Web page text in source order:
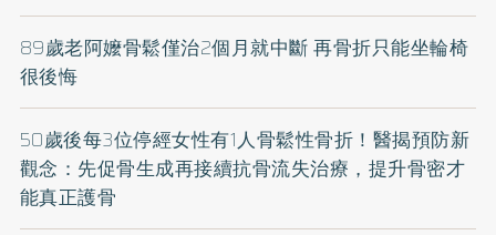
89歲老阿嬤骨鬆僅治2個月就中斷 再骨折只能坐輪椅
很後悔
50歲後每3位停經女性有1人骨鬆性骨折！醫揭預防新
觀念：先促骨生成再接續抗骨流失治療，提升骨密才
能真正護骨